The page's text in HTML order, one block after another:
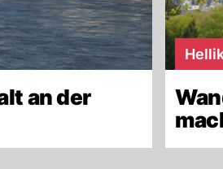
an der